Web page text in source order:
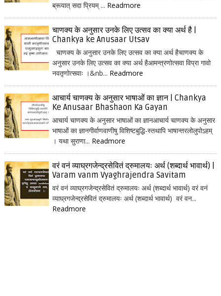
ब्रूयात् सदा प्रियम् ... Readmore
चाणक्य के अनुसार उनके लिए उत्सव का क्या अर्थ है |
Chankya ke Anusaar Utsav
चाणक्य के अनुसार उनके लिए उत्सव का क्या अर्थ हैचाणक्य के
अनुसार उनके लिए उत्सव का क्या अर्थ हैआमन्त्रणोत्सवा विप्रा गावो
नवतृणोत्सवाः ।&nb... Readmore
आचार्य चाणक्य के अनुसार भाषाओं का ज्ञान | Chankya
Ke Anusaar Bhashaon Ka Gayan
आचार्य चाणक्य के अनुसार भाषाओं का ज्ञानआचार्य चाणक्य के अनुसार
भाषाओं का ज्ञानगीर्वाणवाणीषु विशिष्टबुद्धि-स्तथापि भाषान्तरलोलुपोऽहम्
। यथा सुराणा... Readmore
वरं वनं व्याघ्रगजेन्द्रसेवितं द्रुमालयः अर्थ (शब्दार्थ भावार्थ) |
Varam vanm Vyaghrajendra Savitam
वरं वनं व्याघ्रगजेन्द्रसेवितं द्रुमालयः अर्थ (शब्दार्थ भावार्थ) वरं वनं
व्याघ्रगजेन्द्रसेवितं द्रुमालयः अर्थ (शब्दार्थ भावार्थ) वरं वन...
Readmore